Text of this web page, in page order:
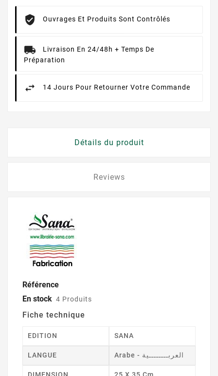
Ouvrages Et Produits Sont Contrôlés
Livraison En 24/48h + Temps De
Préparation
14 Jours Pour Retourner Votre Commande
Détails du produit
Reviews
Référence
En stock 4 Produits
Fiche technique
EDITION SANA
LANGUE Arabe - العربــــــــية